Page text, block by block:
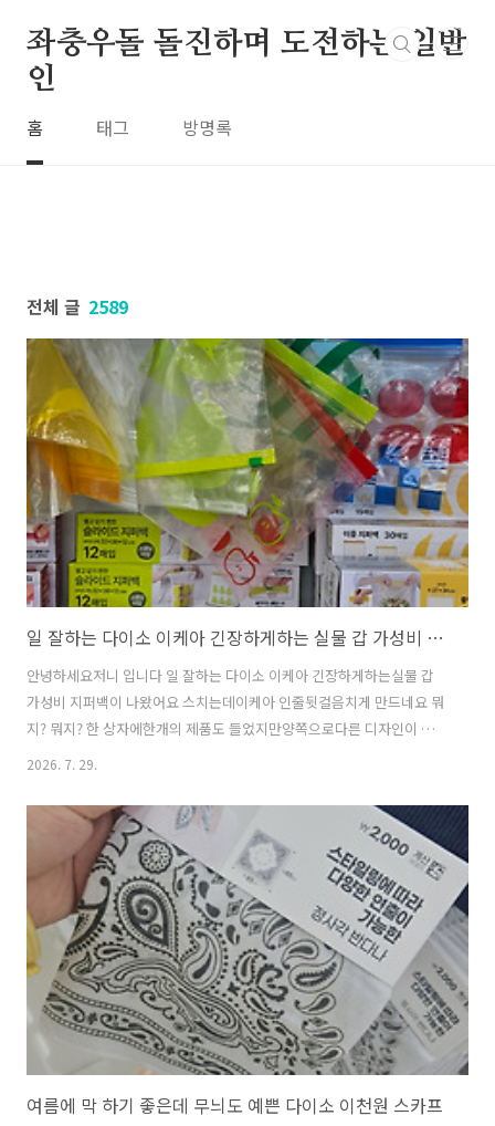
좌충우돌 돌진하며 도전하는 일반
인
홈 태그 방명록
전체 글 2589
일 잘하는 다이소 이케아 긴장하게하는 실물 갑 가성비 지퍼백
안녕하세요저니 입니다 일 잘하는 다이소 이케아 긴장하게하는실물 갑
가성비 지퍼백이 나왔어요 스치는데이케아 인줄뒷걸음치게 만드네요 뭐
지? 뭐지? 한 상자에한개의 제품도 들었지만양쪽으로다른 디자인이 들
어있는것도흡사 이케아 스러웠답니다 파/양파 세트길쭉한 모양에꽤 많
요2단 우산 정도는 가쁜하게들어갈것 같습니다 귀염 장전한토마토 지퍼
백은열고 닫기 쉬워서간식류를 넣어놔도 좋겠어요소포장으로 굿! 사이
즈가 다른 지퍼백양쪽으로 들어 있어요단순한 디자인이지만없는것보다
뭔가 엣지가 넘침요 왜?상자가 없지?라고 생각하신분들 있을것 같아요
상자에 들어 있어요하지만한 장씩 꺼내니예쁜 지퍼백이 조심히 꺼낸다
고 꺼내도구겨져서 나오더라고요 상자 찢어서예쁘게 꺼..
2026. 7. 29.
여름에 막 하기 좋은데 무늬도 예쁜 다이소 이천원 스카프